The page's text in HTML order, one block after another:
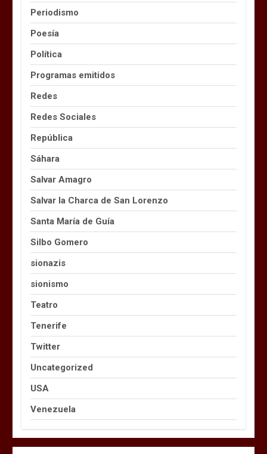
Periodismo
Poesía
Política
Programas emitidos
Redes
Redes Sociales
República
Sáhara
Salvar Amagro
Salvar la Charca de San Lorenzo
Santa María de Guía
Silbo Gomero
sionazis
sionismo
Teatro
Tenerife
Twitter
Uncategorized
USA
Venezuela